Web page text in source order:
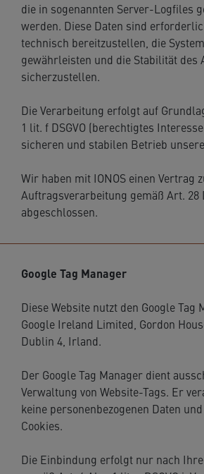
die in sogenannten Server-Logfiles
werden. Diese Daten sind
technisch bereitzustellen, die
gewährleisten und die Stabilität des
sicherzustellen.
Die Verarbeitung erfolgt auf
1 lit. f DSGVO (berechtigtes
sicheren und stabilen Betrieb
Wir haben mit IONOS einen Vertrag
Auftragsverarbeitung gemäß Art. 28
abgeschlossen.
Google Tag Manager
Diese Website nutzt den Google Tag
Google Ireland Limited, Gordon
Dublin 4, Irland.
Der Google Tag Manager dient
Verwaltung von Website-Tags. Er
keine personenbezogenen Daten
Cookies.
Die Einbindung erfolgt nur nach